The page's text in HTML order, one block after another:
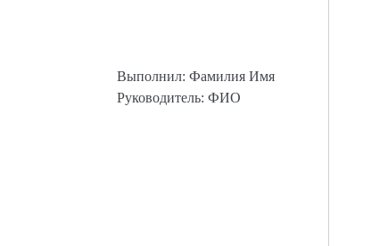
Выполнил: Фамилия Имя
Руководитель: ФИО